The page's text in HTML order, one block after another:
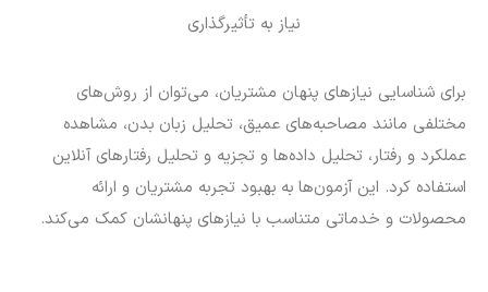
نیاز به تأثیرگذاری
برای شناسایی نیازهای پنهان مشتریان، می‌توان از روش‌های
مختلفی مانند مصاحبه‌های عمیق، تحلیل زبان بدن، مشاهده
عملکرد و رفتار، تحلیل داده‌ها و تجزیه و تحلیل رفتارهای آنلاین
استفاده کرد. این آزمون‌ها به بهبود تجربه مشتریان و ارائه
محصولات و خدماتی متناسب با نیازهای پنهانشان کمک می‌کند.